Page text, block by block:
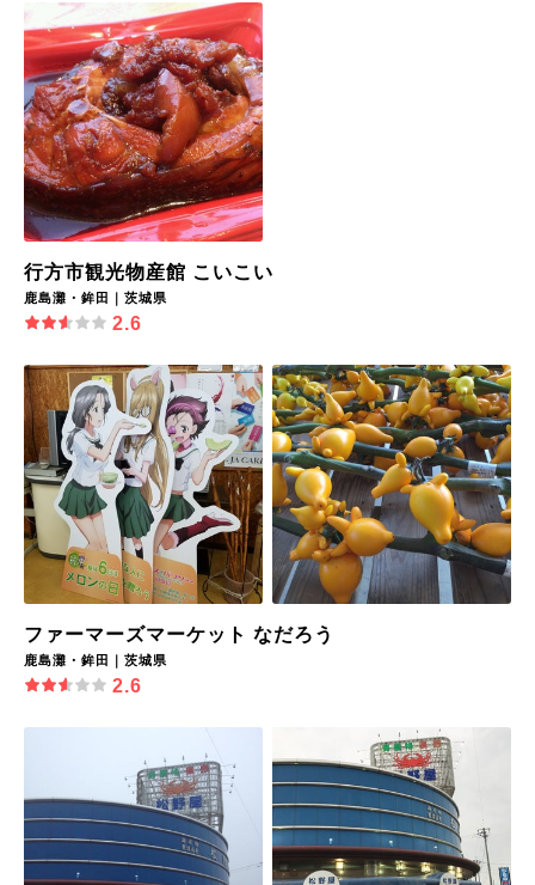
行方市観光物産館 こいこい
鹿島灘・鉾田｜茨城県
2.6
ファーマーズマーケット なだろう
鹿島灘・鉾田｜茨城県
2.6